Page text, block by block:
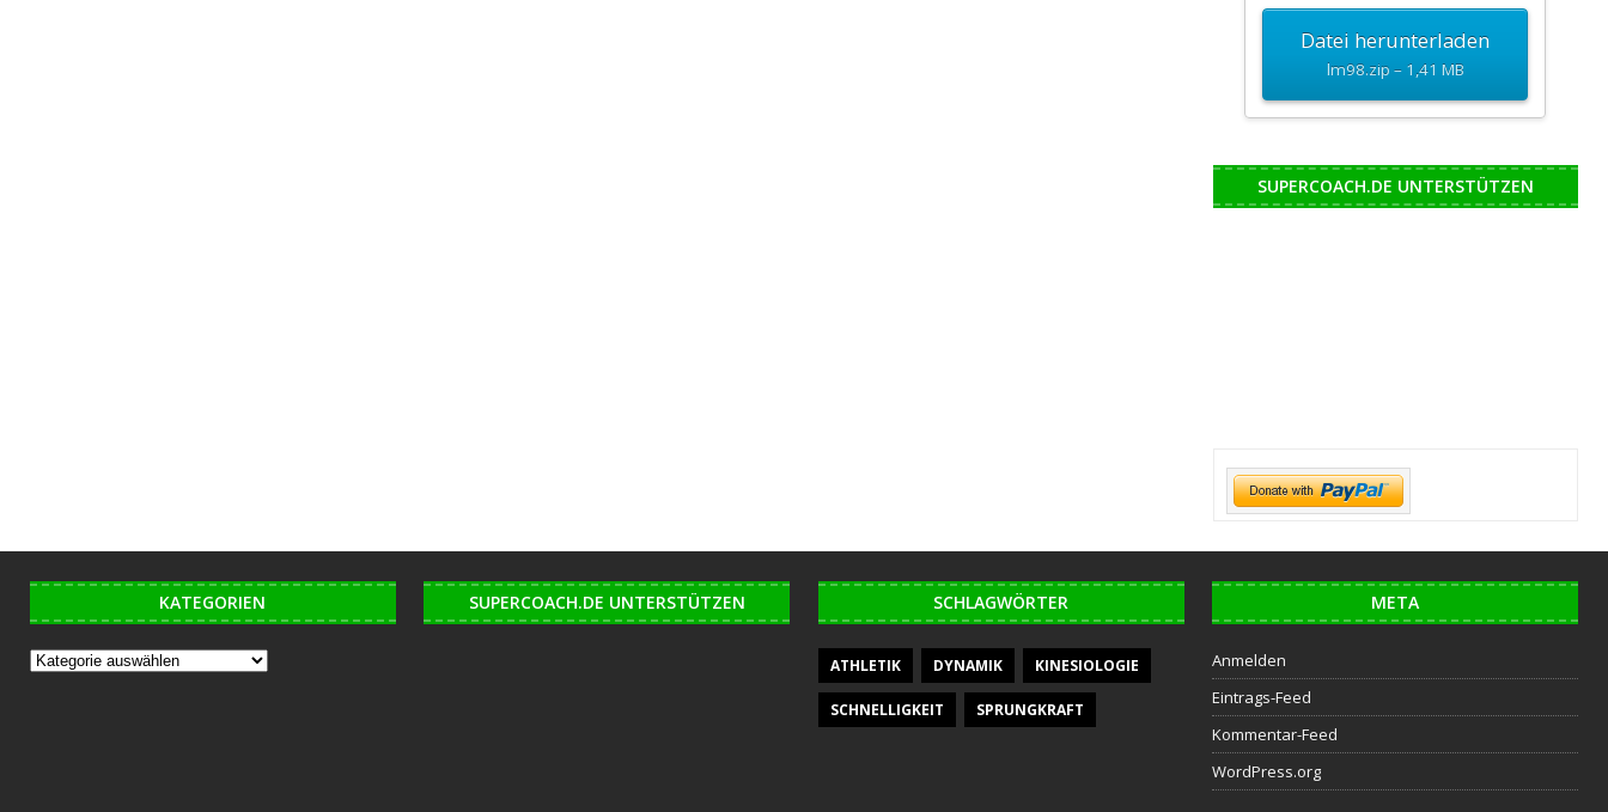
Datei herunterladen
lm98.zip – 1,41 MB
SUPERCOACH.DE UNTERSTÜTZEN
KATEGORIEN SUPERCOACH.DE UNTERSTÜTZEN SCHLAGWÖRTER
ATHLETIK DYNAMIK KINESIOLOGIE
SCHNELLIGKEIT SPRUNGKRAFT
META
Anmelden
Eintrags-Feed
Kommentar-Feed
WordPress.org